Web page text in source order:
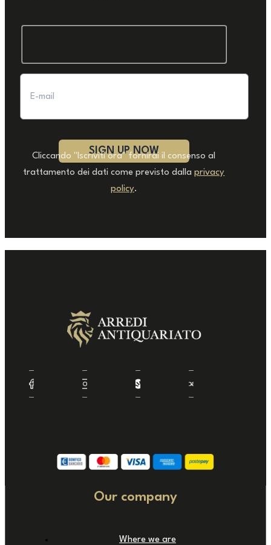
Cliccando "Iscriviti ora" fornirai il consenso al
trattamento dei dati come previsto dallaprivacy
policy.
Our company
Where we are